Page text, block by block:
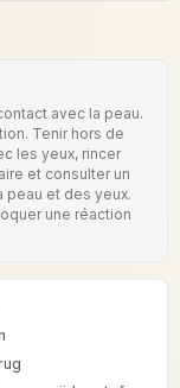
avec la peau.
Tenir hors de
les yeux, rincer
et consulter un
peau et des yeux.
une réaction